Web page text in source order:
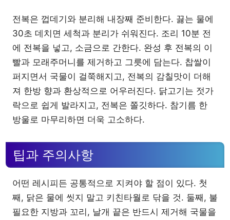
전복은 껍데기와 분리해 내장째 준비한다. 끓는 물에
30초 데치면 세척과 분리가 쉬워진다. 조리 10분 전
에 전복을 넣고, 소금으로 간한다. 완성 후 전복의 이
빨과 모래주머니를 제거하고 그릇에 담는다. 찹쌀이
퍼지면서 국물이 걸쭉해지고, 전복의 감칠맛이 더해
져 한방 향과 환상적으로 어우러진다. 닭고기는 젓가
락으로 쉽게 발라지고, 전복은 쫄깃하다. 참기름 한
방울로 마무리하면 더욱 고소하다.
팁과 주의사항
어떤 레시피든 공통적으로 지켜야 할 점이 있다. 첫
째, 닭은 물에 씻지 말고 키친타월로 닦을 것. 둘째, 불
필요한 지방과 꼬리, 날개 끝은 반드시 제거해 국물을